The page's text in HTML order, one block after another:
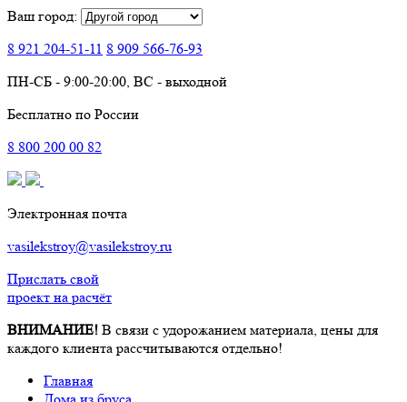
Ваш город:
8 921 204-51-11 8 909 566-76-93
ПН-СБ - 9:00-20:00, ВС - выходной
Бесплатно по России
8 800 200 00 82
Электронная почта
vasilekstroy@vasilekstroy.ru
Прислать свой
проект на расчёт
ВНИМАНИЕ! В связи с удорожанием материала, цены для
каждого клиента рассчитываются отдельно!
Главная